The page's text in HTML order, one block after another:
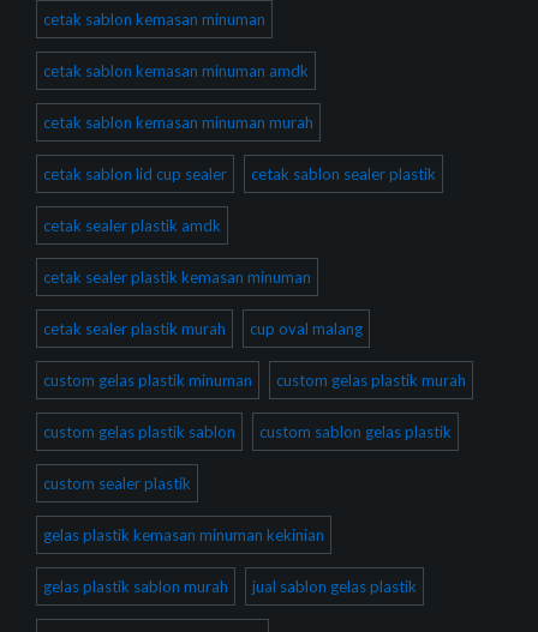
cetak sablon kemasan minuman
cetak sablon kemasan minuman amdk
cetak sablon kemasan minuman murah
cetak sablon lid cup sealer cetak sablon sealer plastik
cetak sealer plastik amdk
cetak sealer plastik kemasan minuman
cetak sealer plastik murah cup oval malang
custom gelas plastik minuman custom gelas plastik murah
custom gelas plastik sablon custom sablon gelas plastik
custom sealer plastik
gelas plastik kemasan minuman kekinian
gelas plastik sablon murah jual sablon gelas plastik